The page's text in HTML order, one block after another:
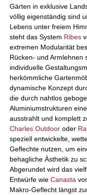
Gärten in exklusive
völlig eigenständig sind
Lebens unter freiem
steht das System Ribes
extremen Modularität
Rücken- und Armlehnen
individuelle
herkömmliche
dynamische Konzept
die durch nahtlos
Aluminiumstrukturen
ausstrahlt und komplett
Charles Outdoor oder
speziell entwickelte,
Geflechte nutzen, um
behagliche Ästhetik zu
Abgerundet wird das
Entwürfe wie Canasta
Makro-Geflecht längst